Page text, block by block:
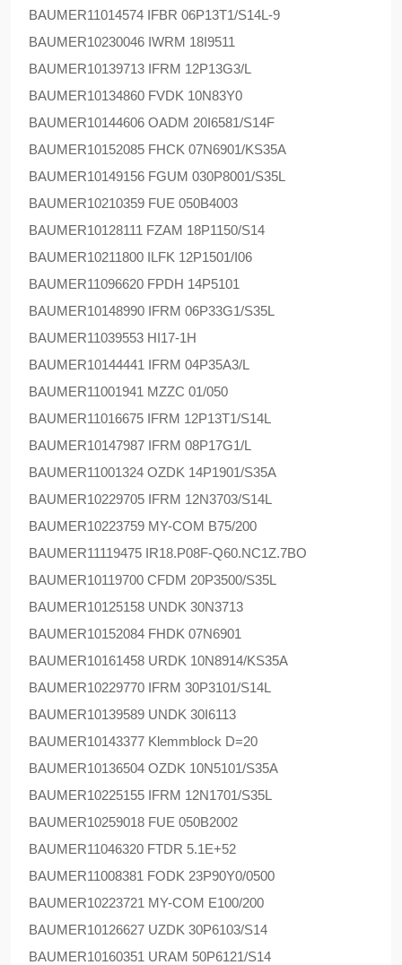
BAUMER11014574 IFBR 06P13T1/S14L-9
BAUMER10230046 IWRM 18I9511
BAUMER10139713 IFRM 12P13G3/L
BAUMER10134860 FVDK 10N83Y0
BAUMER10144606 OADM 20I6581/S14F
BAUMER10152085 FHCK 07N6901/KS35A
BAUMER10149156 FGUM 030P8001/S35L
BAUMER10210359 FUE 050B4003
BAUMER10128111 FZAM 18P1150/S14
BAUMER10211800 ILFK 12P1501/I06
BAUMER11096620 FPDH 14P5101
BAUMER10148990 IFRM 06P33G1/S35L
BAUMER11039553 HI17-1H
BAUMER10144441 IFRM 04P35A3/L
BAUMER11001941 MZZC 01/050
BAUMER11016675 IFRM 12P13T1/S14L
BAUMER10147987 IFRM 08P17G1/L
BAUMER11001324 OZDK 14P1901/S35A
BAUMER10229705 IFRM 12N3703/S14L
BAUMER10223759 MY-COM B75/200
BAUMER11119475 IR18.P08F-Q60.NC1Z.7BO
BAUMER10119700 CFDM 20P3500/S35L
BAUMER10125158 UNDK 30N3713
BAUMER10152084 FHDK 07N6901
BAUMER10161458 URDK 10N8914/KS35A
BAUMER10229770 IFRM 30P3101/S14L
BAUMER10139589 UNDK 30I6113
BAUMER10143377 Klemmblock D=20
BAUMER10136504 OZDK 10N5101/S35A
BAUMER10225155 IFRM 12N1701/S35L
BAUMER10259018 FUE 050B2002
BAUMER11046320 FTDR 5.1E+52
BAUMER11008381 FODK 23P90Y0/0500
BAUMER10223721 MY-COM E100/200
BAUMER10126627 UZDK 30P6103/S14
BAUMER10160351 URAM 50P6121/S14